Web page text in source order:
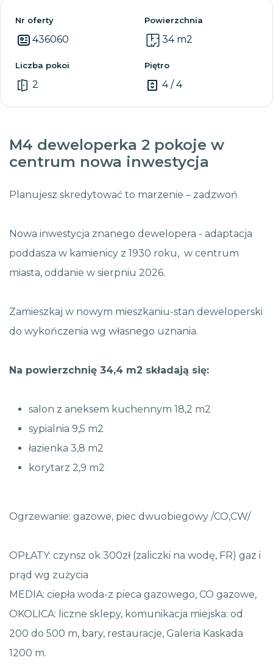
Nr oferty
436060
Powierzchnia
34 m2
Liczba pokoi
2
Piętro
4 / 4
M4 deweloperka 2 pokoje w
centrum nowa inwestycja
Planujesz skredytować to marzenie – zadzwoń
Nowa inwestycja znanego dewelopera - adaptacja
poddasza w kamienicy z 1930 roku, w centrum
miasta, oddanie w sierpniu 2026.
Zamieszkaj w nowym mieszkaniu-stan deweloperski
do wykończenia wg własnego uznania.
Na powierzchnię 34,4 m2 składają się:
salon z aneksem kuchennym 18,2 m2
sypialnia 9,5 m2
łazienka 3,8 m2
korytarz 2,9 m2
Ogrzewanie: gazowe, piec dwuobiegowy /CO,CW/
OPŁATY: czynsz ok 300zł (zaliczki na wodę, FR) gaz i
prąd wg zużycia
MEDIA: ciepła woda-z pieca gazowego, CO gazowe,
OKOLICA: liczne sklepy, komunikacja miejska: od
200 do 500 m, bary, restauracje, Galeria Kaskada
1200 m.